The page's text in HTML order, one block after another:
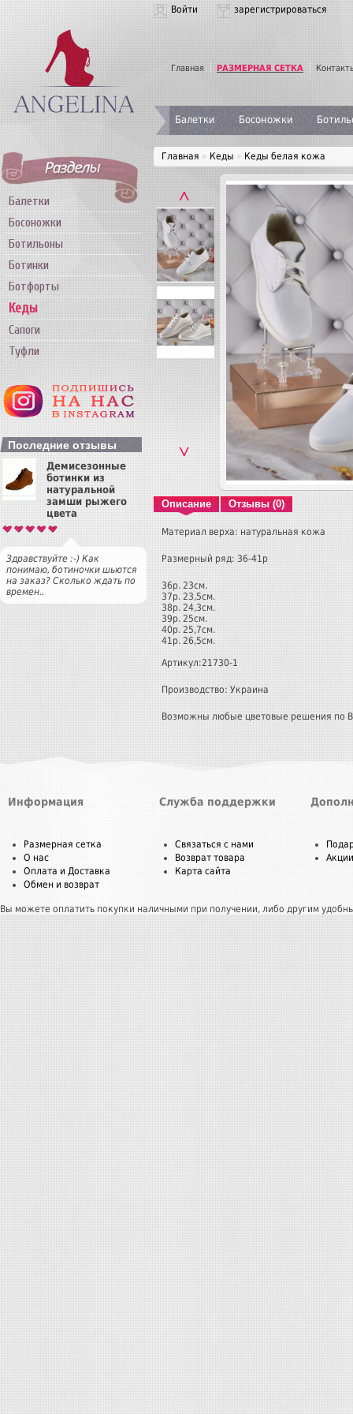
Войти зарегистрироваться
Главная РАЗМЕРНАЯ СЕТКА
Балетки Босоножки
Балетки
Босоножки
Ботильоны
Ботинки
Ботфорты
Кеды
Сапоги
Туфли
Последние отзывы
Демисезонные
ботинки из
натуральной
замши рыжего
цвета
Здравствуйте :-) Как
понимаю, ботиночки шьются
на заказ? Сколько ждать по
времен..
Главная » Кеды » Кеды белая кожа
˄
˅
Описание Отзывы (0)
Материал верха: натуральная кожа
Размерный ряд: 36-41р
36р. 23см.
37р. 23,5см.
38р. 24,3см.
39р. 25см.
40р. 25,7см.
41р. 26,5см.
Артикул:21730-1
Производство: Украина
Возможны любые цветовые решения по
Информация
Размерная сетка
О нас
Оплата и Доставка
Обмен и возврат
Служба поддержки
Связаться с нами
Возврат товара
Карта сайта
Акции
Вы можете оплатить покупки наличными при получении, либо другим